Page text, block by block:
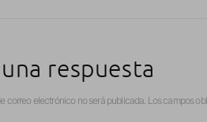
respuesta
correo electrónico no será publicada. Los campos